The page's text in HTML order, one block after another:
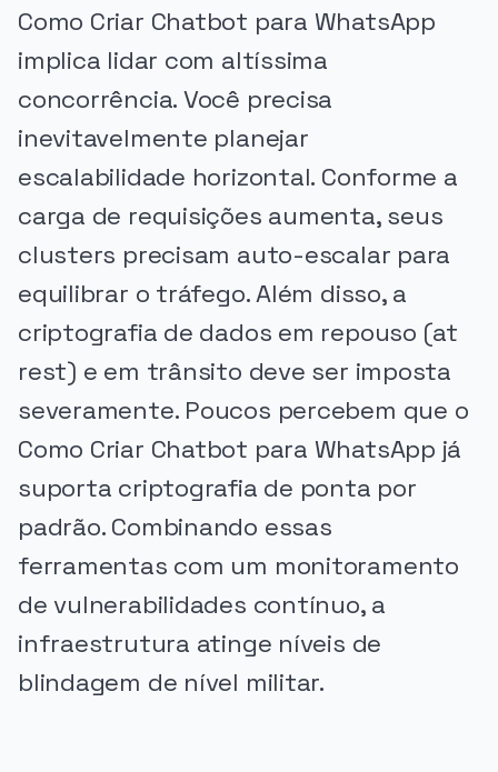
Como Criar Chatbot para WhatsApp
implica lidar com altíssima
concorrência. Você precisa
inevitavelmente planejar
escalabilidade horizontal. Conforme a
carga de requisições aumenta, seus
clusters precisam auto-escalar para
equilibrar o tráfego. Além disso, a
criptografia de dados em repouso (at
rest) e em trânsito deve ser imposta
severamente. Poucos percebem que o
Como Criar Chatbot para WhatsApp já
suporta criptografia de ponta por
padrão. Combinando essas
ferramentas com um monitoramento
de vulnerabilidades contínuo, a
infraestrutura atinge níveis de
blindagem de nível militar.